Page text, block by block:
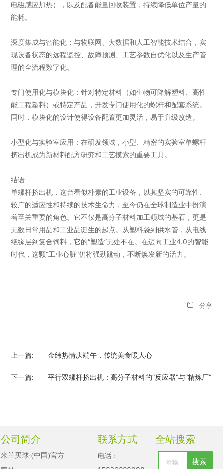
电磁感应加热），以及配备能量回收装置，持续降低单位产量的
能耗。
深度集成与智能化：与物联网、大数据和人工智能技术结合，实
现设备状态的远程监控、故障预测、工艺参数自优化以及生产管
理的全流程数字化。
专门使用化与模块化：针对特定材料（如生物可降解塑料、高性
能工程塑料）或特定产品，开发专门使用化的螺杆和配套系统。
同时，模块化的设计使得设备配置更加灵活，易于升级改造。
小型化与实验室应用：在研发领域，小型、精密的实验室单螺杆
挤出机成为新材料配方研究和工艺摸索的重要工具。
结语
单螺杆挤出机，这台看似朴素的工业设备，以其坚实的可靠性、
较广的适应性和持续的技术生命力，至今仍在全球制造业中扮演
着至关重要的角色。它不仅是高分子材料加工领域的基石，更是
无数日常用品和工业品诞生的起点。从塑料袋到供水管，从电线
绝缘层到复合饲料，它的“塑造”无处不在。在迈向工业4.0的智能
时代，这颗“工业心脏”仍将强劲跳动，不断焕发新的活力。
分享
上一篇: 金纬热情庆端午，传统美食暖人心
下一篇: 平行双螺杆挤出机：高分子材料的“反应器”与“精炼厂”
公司简介
米兰买球·(中国)官方
联系方式
电话：
全站搜索
搜索
清空记录